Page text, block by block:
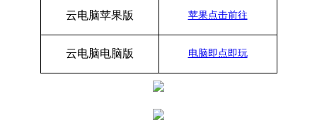
云电脑苹果版 苹果点击前往
云电脑电脑版 电脑即点即玩